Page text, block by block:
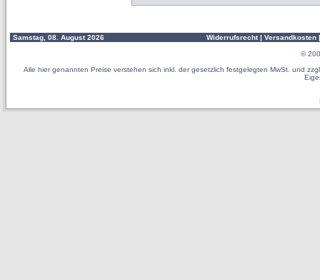
Samstag, 08. August 2026 Widerrufsrecht | Versandkosten
©
Alle hier genannten Preise verstehen sich inkl. der gesetzlich festgelegten MwSt. und